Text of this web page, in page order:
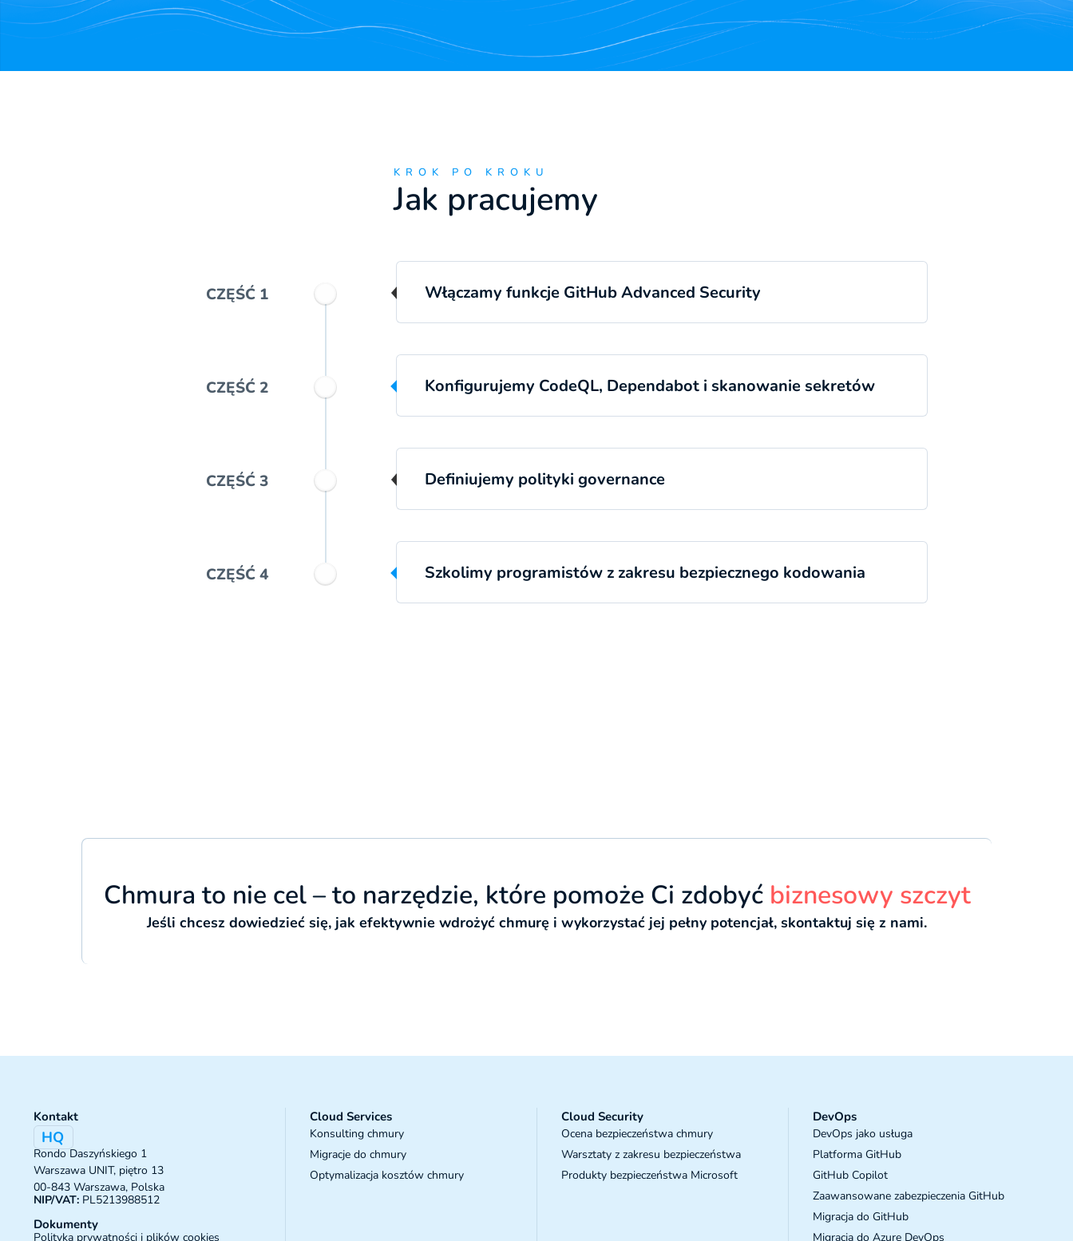
KROK PO KROKU
Jak pracujemy
CZĘŚĆ 1 Włączamy funkcje GitHub Advanced Security
CZĘŚĆ 2 Konfigurujemy CodeQL, Dependabot i skanowanie sekretów
CZĘŚĆ 3 Definiujemy polityki governance
CZĘŚĆ 4 Szkolimy programistów z zakresu bezpiecznego kodowania
Chmura to nie cel – to narzędzie, które pomoże Ci zdobyć biznesowy szczyt
Jeśli chcesz dowiedzieć się, jak efektywnie wdrożyć chmurę i wykorzystać jej pełny potencjał, skontaktuj się z nami.
Kontakt
HQ
Rondo Daszyńskiego 1
Warszawa UNIT, piętro 13
00-843 Warszawa, Polska
NIP/VAT: PL5213988512
Dokumenty
Polityka prywatności i plików cookies
Cloud Services
Konsulting chmury
Migracje do chmury
Optymalizacja kosztów chmury
Cloud Security
Ocena bezpieczeństwa chmury
Warsztaty z zakresu bezpieczeństwa
Produkty bezpieczeństwa Microsoft
DevOps
DevOps jako usługa
Platforma GitHub
GitHub Copilot
Zaawansowane zabezpieczenia GitHub
Migracja do GitHub
Migracja do Azure DevOps